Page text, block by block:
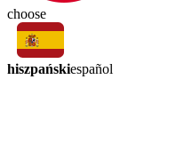
choose
hiszpańskiespañol